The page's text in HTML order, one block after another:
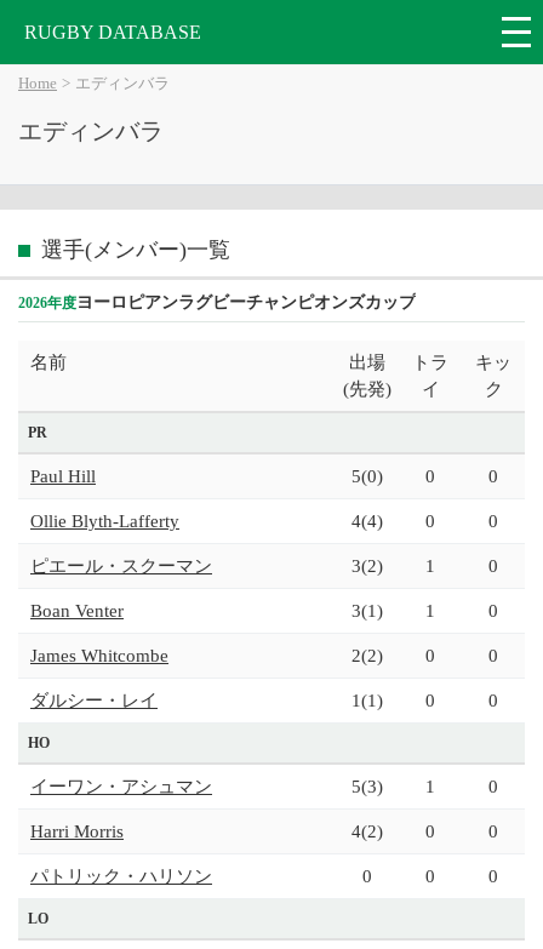
RUGBY DATABASE
Home エディンバラ
エディンバラ
選手(メンバー)一覧
2026年度ヨーロピアンラグビーチャンピオンズカップ
名前
出場
(先発)
トラ
イ
キッ
ク
PR
Paul Hill 5(0) 0 0
Ollie Blyth-Lafferty 4(4) 0 0
ピエール・スクーマン 3(2) 1 0
Boan Venter 3(1) 1 0
James Whitcombe 2(2) 0 0
ダルシー・レイ 1(1) 0 0
HO
イーワン・アシュマン 5(3) 1 0
Harri Morris 4(2) 0 0
パトリック・ハリソン 0 0 0
LO